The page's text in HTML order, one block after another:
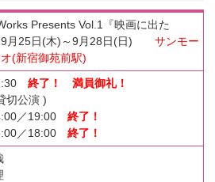
Presents Vol.1『映画に出た
月25日(木)～9月28日(日) サンモー
(新宿御苑前駅)
終了！ 満員御礼！
切公演 )
／19:00 終了！
／18:00 終了！